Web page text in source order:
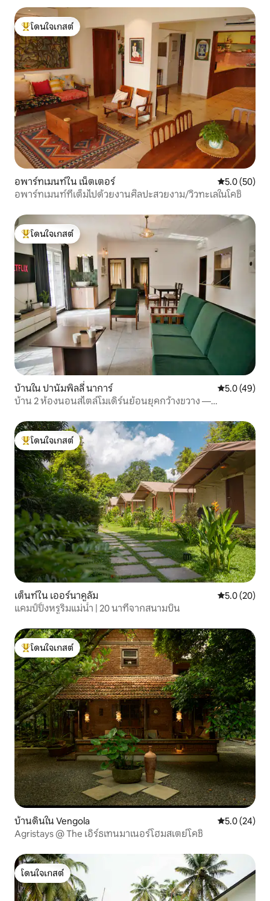
โดนใจเกสต์ที่สุด
โดนใจเกสต์
อพาร์ทเมนท์ใน เน็ตเตอร์ คะแนนเฉลี่ย
5.0 (50)
อพาร์ทเมนท์ที่เต็มไปด้วยงานศิลปะสวยงาม/วิวทะเลในโคชิ
โดนใจเกสต์ที่สุด
โดนใจเกสต์
บ้านใน ปานัมพิลลี่ นาการ์ คะแนนเฉลี่ย
5.0 (49)
บ้าน 2 ห้องนอนสไตล์โมเดิร์นย้อนยุคกว้างขวาง —
โดนใจเกสต์ที่สุด
โดนใจเกสต์
เต็นท์ใน เออร์นาคูลัม คะแนนเฉลี่ย
5.0 (20)
แคมป์ปิ้งหรูริมแม่น้ำ | 20 นาทีจากสนามบิน
โดนใจเกสต์ที่สุด
โดนใจเกสต์
บ้านดินใน Vengola คะแนนเฉลี่ย
5.0 (24)
Agristays @ The เอิร์ธเทนมาเนอร์โฮมสเตย์โคชิ
โดนใจเกสต์
โดนใจเกสต์